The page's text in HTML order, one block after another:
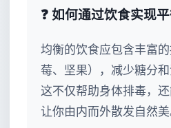
❓ 如何通过饮食实现
均衡的饮食应包含丰富
莓、坚果），减少糖分和
这不仅帮助身体排毒，还
让你由内而外散发自然美